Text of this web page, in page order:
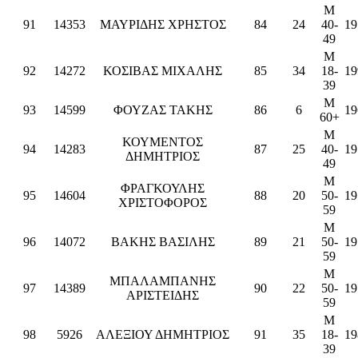
91 14353 ΜΑΥΡΙΔΗΣ ΧΡΗΣΤΟΣ 84 24
M
40-
49
92 14272 ΚΟΣΙΒΑΣ ΜΙΧΑΛΗΣ 85 34
M
18-
39
93 14599 ΦΟΥΖΑΣ ΤΑΚΗΣ 86 6
M
60+
94 14283
ΚΟΥΜΕΝΤΟΣ
ΔΗΜΗΤΡΙΟΣ
87 25
M
40-
49
95 14604
ΦΡΑΓΚΟΥΛΗΣ
ΧΡΙΣΤΟΦΟΡΟΣ
88 20
M
50-
59
96 14072 ΒΑΚΗΣ ΒΑΣΙΛΗΣ 89 21
M
50-
59
97 14389
ΜΠΑΛΑΜΠΑΝΗΣ
ΑΡΙΣΤΕΙΔΗΣ
90 22
M
50-
59
98 5926 ΑΛΕΞΙΟΥ ΔΗΜΗΤΡΙΟΣ 91 35
M
18-
39